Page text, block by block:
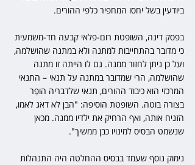
ביודעין בשל יחסו המחפיר כלפי ההורים.
בפסק דינה, השופטת רום-פלאי קבעה חד-משמעית
כי מדובר בהתחייבות למתנה ולא במתנה שהושלמה,
ועל כן ניתן לחזור ממנה. גם לו הייתה זו מתנה
שהושלמה, הרי שמדובר במתנה על תנאי – התנאי
המרכזי הוא כיבוד ההורים, תנאי שלדבריה הופַר
בצורה בוטה. השופטת הוסיפה: "הבן לא דאג לאמו,
הזניח אותה, ואף הרחיק את ילדיו ממנה. מכאן
שנשמט הבסיס למינויו כבן ממשיך".
נימוק נוסף שעמד בבסיס ההחלטה היה התנהלות